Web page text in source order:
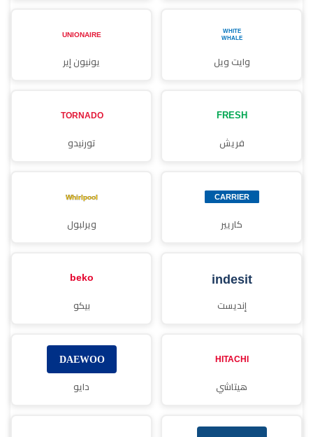
وايت ويل يونيون إير
فريش تورنيدو
كاريير ويرلبول
إنديست بيكو
هيتاشي دايو